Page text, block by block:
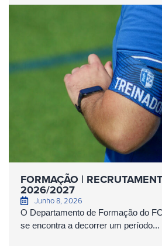
FORMAÇÃO |
2026/2027
Junho 8, 2026
O Departamento de Formação do
se encontra a decorrer um período...